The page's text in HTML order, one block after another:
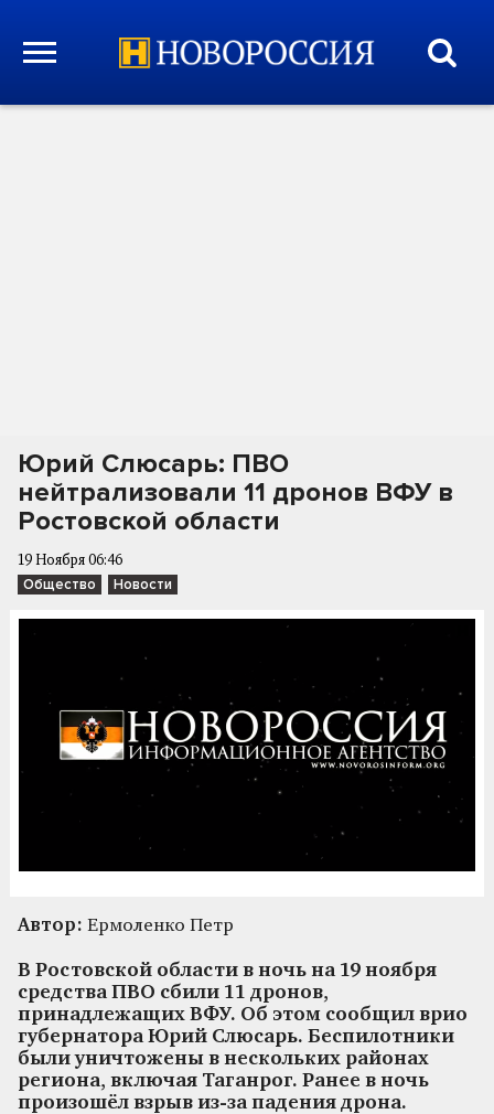
Юрий Слюсарь: ПВО
нейтрализовали 11 дронов ВФУ в
Ростовской области
19 Ноября 06:46
Общество Новости
Автор: Ермоленко Петр
В Ростовской области в ночь на 19 ноября
средства ПВО сбили 11 дронов,
принадлежащих ВФУ. Об этом сообщил врио
губернатора Юрий Слюсарь. Беспилотники
были уничтожены в нескольких районах
региона, включая Таганрог. Ранее в ночь
произошёл взрыв из-за падения дрона.